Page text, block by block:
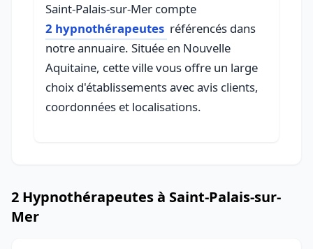
Saint-Palais-sur-Mer compte
2 hypnothérapeutes référencés dans
notre annuaire. Située en Nouvelle
Aquitaine, cette ville vous offre un large
choix d'établissements avec avis clients,
coordonnées et localisations.
2 Hypnothérapeutes à Saint-Palais-sur-
Mer